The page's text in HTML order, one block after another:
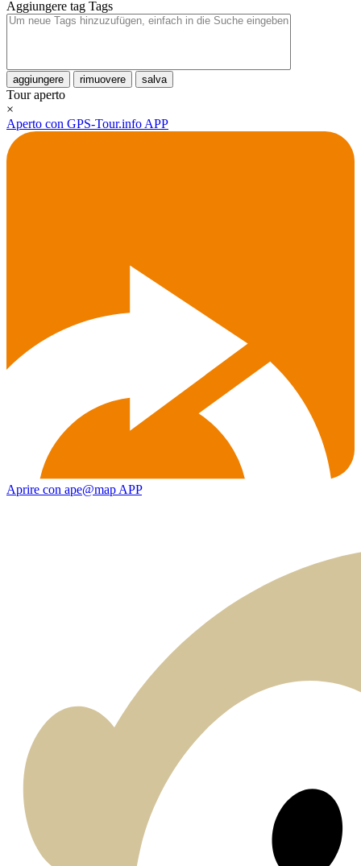
Aggiungere tag Tags
aggiungere rimuovere salva
Tour aperto
×
Aperto con GPS-Tour.info APP
Aprire con ape@map APP